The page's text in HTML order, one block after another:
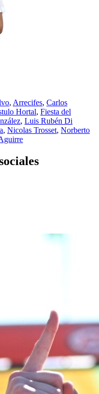
, Arrecifes, Carlos
Hortal, Fiesta del
, Luis Rubén Di
, Nicolas Trosset, Norberto